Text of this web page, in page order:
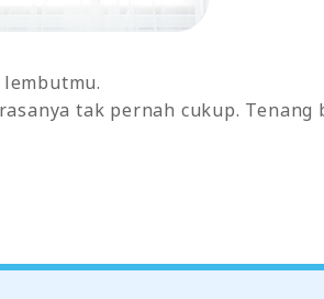
tak pernah cukup. Tenang